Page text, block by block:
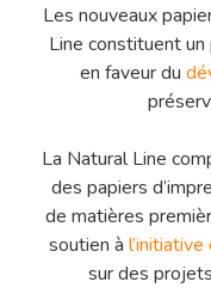
Les nouveaux
Line constituent
en faveur du
La Natural Line
des papiers
de matières
soutien à
sur des